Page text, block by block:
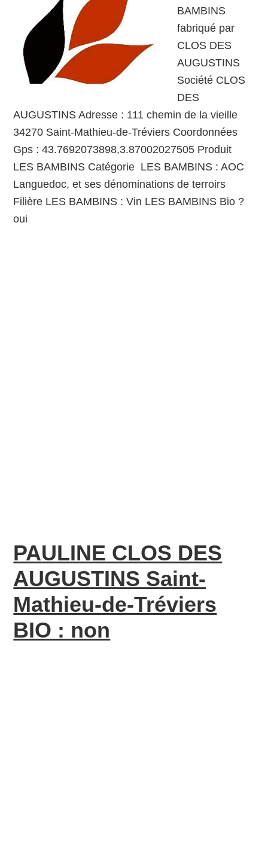
BAMBINS
fabriqué par
CLOS DES
AUGUSTINS
Société CLOS
DES
AUGUSTINS Adresse : 111 chemin de la vieille
34270 Saint-Mathieu-de-Tréviers Coordonnées
Gps : 43.7692073898,3.87002027505 Produit
LES BAMBINS Catégorie LES BAMBINS : AOC
Languedoc, et ses dénominations de terroirs
Filière LES BAMBINS : Vin LES BAMBINS Bio ?
oui
PAULINE CLOS DES
AUGUSTINS Saint-
Mathieu-de-Tréviers
BIO : non